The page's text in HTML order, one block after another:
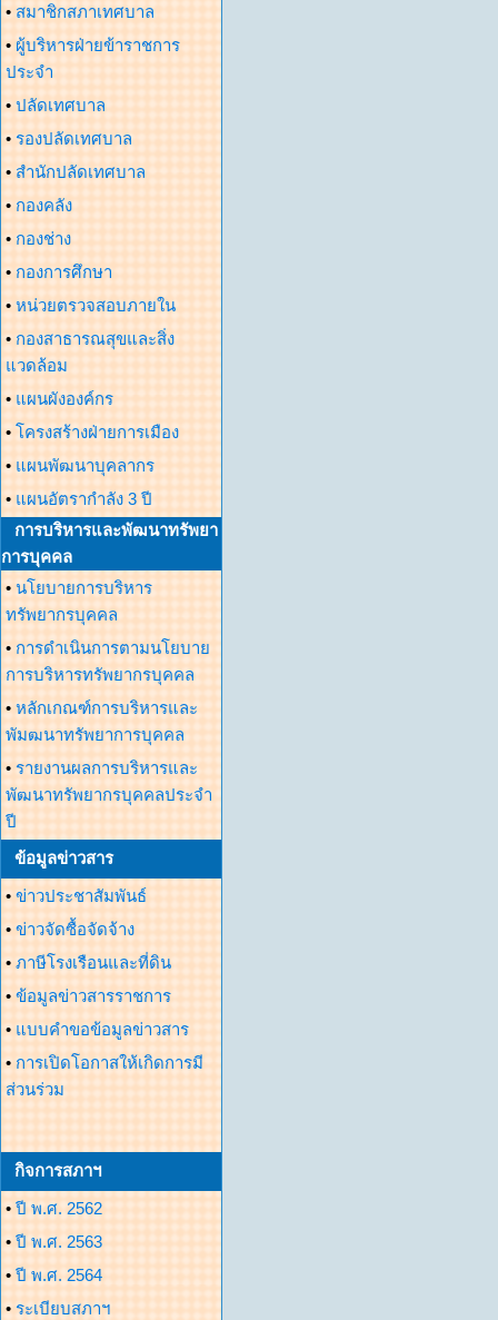
• สมาชิกสภาเทศบาล
• ผู้บริหารฝ่ายข้าราชการ
ประจำ
• ปลัดเทศบาล
• รองปลัดเทศบาล
• สำนักปลัดเทศบาล
• กองคลัง
• กองช่าง
• กองการศึกษา
• หน่วยตรวจสอบภายใน
• กองสาธารณสุขและสิ่ง
แวดล้อม
• แผนผังองค์กร
• โครงสร้างฝ่ายการเมือง
• แผนพัฒนาบุคลากร
• แผนอัตรากำลัง 3 ปี
การบริหารและพัฒนาทรัพยา
การบุคคล
• นโยบายการบริหาร
ทรัพยากรบุคคล
• การดำเนินการตามนโยบาย
การบริหารทรัพยากรบุคคล
• หลักเกณฑ์การบริหารและ
พัมฒนาทรัพยาการบุคคล
• รายงานผลการบริหารและ
พัฒนาทรัพยากรบุคคลประจำ
ปี
ข้อมูลข่าวสาร
• ข่าวประชาสัมพันธ์
• ข่าวจัดซื้อจัดจ้าง
• ภาษีโรงเรือนและที่ดิน
• ข้อมูลข่าวสารราชการ
• แบบคำขอข้อมูลข่าวสาร
• การเปิดโอกาสให้เกิดการมี
ส่วนร่วม
กิจการสภาฯ
• ปี พ.ศ. 2562
• ปี พ.ศ. 2563
• ปี พ.ศ. 2564
• ระเบียบสภาฯ